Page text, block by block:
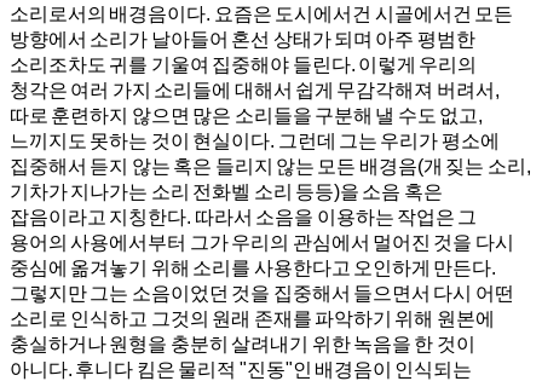
소리로서의 배경음이다. 요즘은 도시에서건 시골에서건 모든
방향에서 소리가 날아들어 혼선 상태가 되며 아주 평범한
소리조차도 귀를 기울여 집중해야 들린다. 이렇게 우리의
청각은 여러 가지 소리들에 대해서 쉽게 무감각해져 버려서,
따로 훈련하지 않으면 많은 소리들을 구분해 낼 수도 없고,
느끼지도 못하는 것이 현실이다. 그런데 그는 우리가 평소에
집중해서 듣지 않는 혹은 들리지 않는 모든 배경음(개 짖는 소리,
기차가 지나가는 소리 전화벨 소리 등등)을 소음 혹은
잡음이라고 지칭한다. 따라서 소음을 이용하는 작업은 그
용어의 사용에서부터 그가 우리의 관심에서 멀어진 것을 다시
중심에 옮겨놓기 위해 소리를 사용한다고 오인하게 만든다.
그렇지만 그는 소음이었던 것을 집중해서 들으면서 다시 어떤
소리로 인식하고 그것의 원래 존재를 파악하기 위해 원본에
충실하거나 원형을 충분히 살려내기 위한 녹음을 한 것이
아니다. 후니다 킴은 물리적 "진동"인 배경음이 인식되는